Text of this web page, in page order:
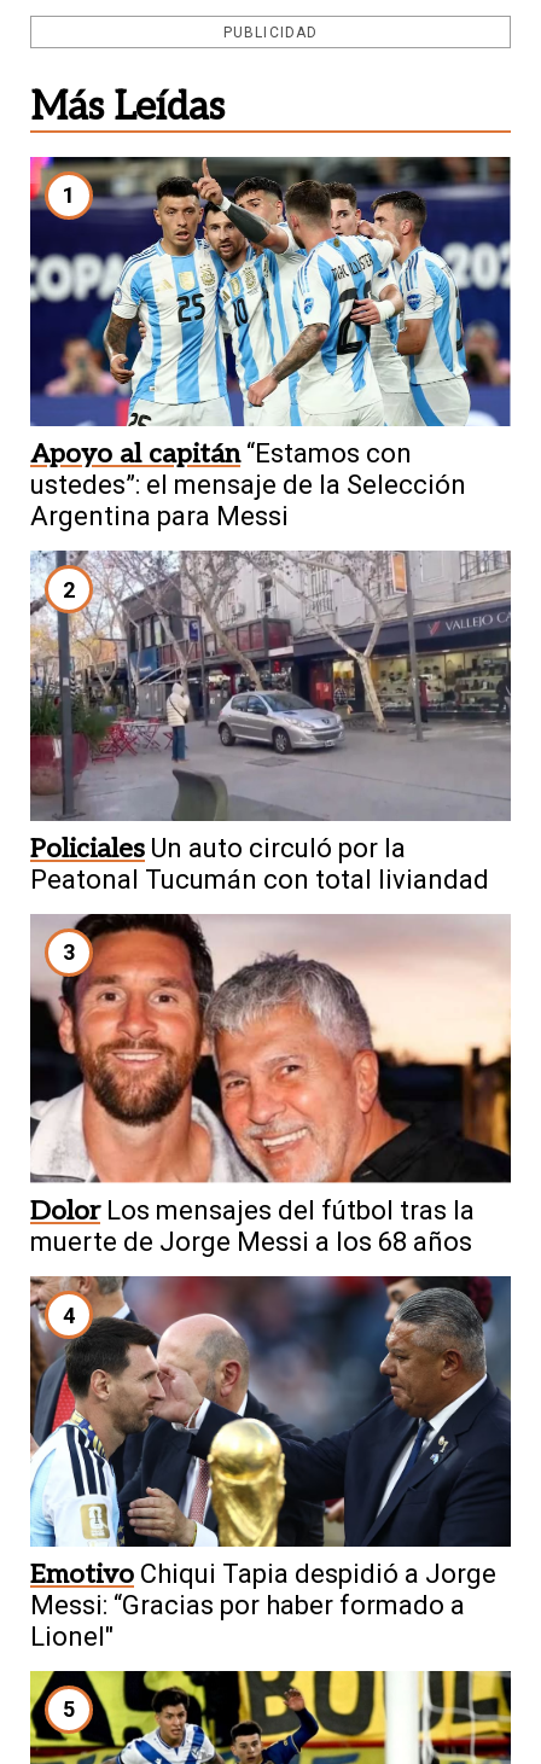
PUBLICIDAD
Más Leídas
1
Apoyo al capitán “Estamos con
ustedes”: el mensaje de la Selección
Argentina para Messi
2
Policiales Un auto circuló por la
Peatonal Tucumán con total liviandad
3
Dolor Los mensajes del fútbol tras la
muerte de Jorge Messi a los 68 años
4
Emotivo Chiqui Tapia despidió a Jorge
Messi: “Gracias por haber formado a
Lionel"
5